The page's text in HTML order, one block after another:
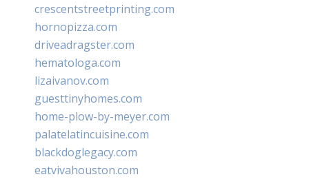
crescentstreetprinting.com
hornopizza.com
driveadragster.com
hematologa.com
lizaivanov.com
guesttinyhomes.com
home-plow-by-meyer.com
palatelatincuisine.com
blackdoglegacy.com
eatvivahouston.com